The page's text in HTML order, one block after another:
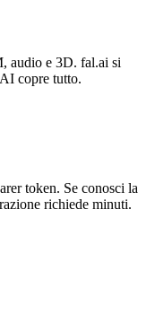
audio e 3D. fal.ai si
copre tutto.
token. Se conosci la
richiede minuti.